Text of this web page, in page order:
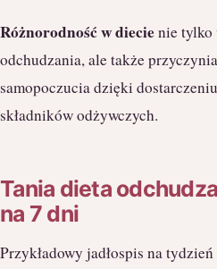
Różnorodność w diecienie tylko
odchudzania, ale także
samopoczucia dzięki
składników odżywczych.
Tania dieta
na 7 dni
Przykładowy jadłospis na